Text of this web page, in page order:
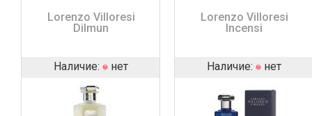
Lorenzo Villoresi
Dilmun
Наличие: нет
Lorenzo Villoresi
Incensi
Наличие: нет